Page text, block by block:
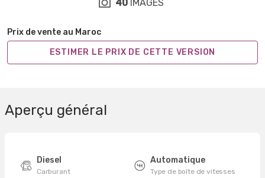
Prix de vente au Maroc
ESTIMER LE PRIX DE CETTE VERSION
40 IMAGES
Aperçu général
Diesel
Carburant
Automatique
Type de boîte de vitesses